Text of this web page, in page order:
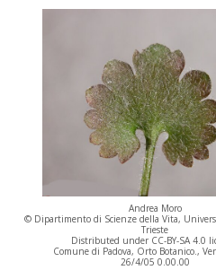
Andrea Moro
© Dipartimento di Scienze della Vita,
Trieste
Distributed under CC-BY-SA 4.0
Comune di Padova, Orto Botanico.,
26/4/05 0.00.00